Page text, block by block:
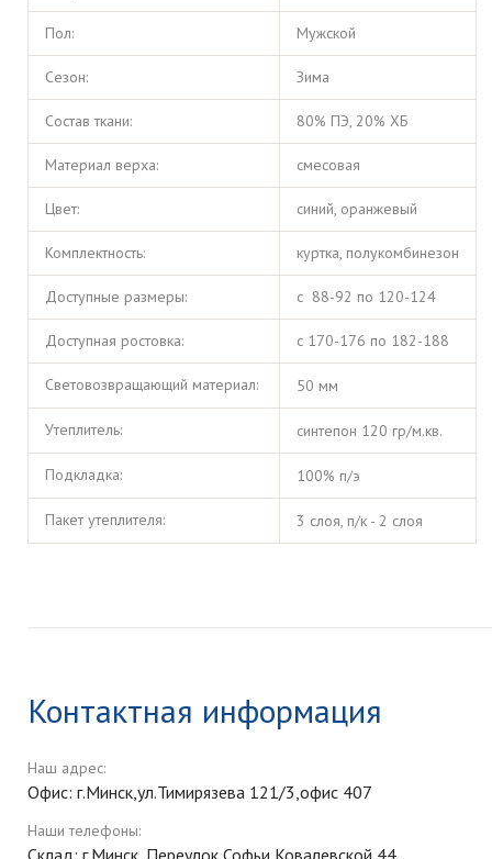
Пол: Мужской
Сезон: Зима
Состав ткани: 80% ПЭ, 20% ХБ
Материал верха: смесовая
Цвет: синий, оранжевый
Комплектность: куртка, полукомбинезон
Доступные размеры: с 88-92 по 120-124
Доступная ростовка: с 170-176 по 182-188
Световозвращающий материал: 50 мм
Утеплитель: синтепон 120 гр/м.кв.
Подкладка: 100% п/э
Пакет утеплителя: 3 слоя, п/к - 2 слоя
Контактная информация
Наш адрес:
Офис: г.Минск,ул.Тимирязева 121/3,офис 407
Наши телефоны:
Склад: г.Минск, Переулок Софьи Ковалевской 44